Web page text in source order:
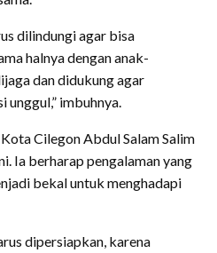
dilindungi agar bisa
halnya dengan anak-
dan didukung agar
unggul,” imbuhnya.
Cilegon Abdul Salam Salim
Ia berharap pengalaman yang
bekal untuk menghadapi
dipersiapkan, karena